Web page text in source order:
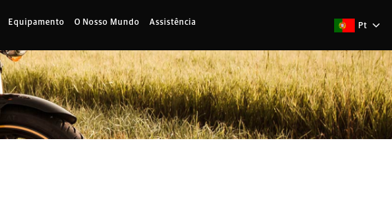
Equipamento O Nosso Mundo Assistência Pt